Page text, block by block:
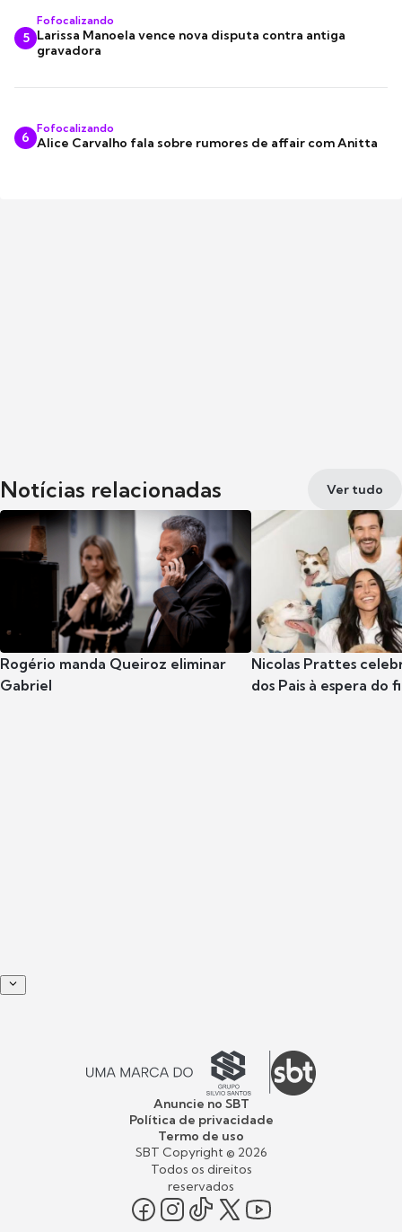
5
Fofocalizando
Larissa Manoela vence nova disputa contra antiga
gravadora
6
Fofocalizando
Alice Carvalho fala sobre rumores de affair com Anitta
Notícias relacionadas Ver tudo
Rogério manda Queiroz eliminar
Gabriel
Nicolas Prattes
dos Pais à espera do
Anuncie no SBT
Política de privacidade
Termo de uso
SBT Copyright © 2026
Todos os direitos
reservados